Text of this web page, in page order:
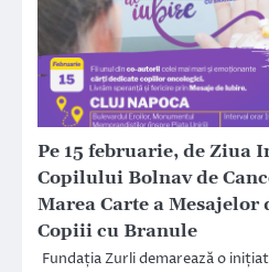
Pe 15 februarie, de Ziua
Copilului Bolnav de
Marea Carte a
Copiii cu Branule
Fundația Zurli demarează o